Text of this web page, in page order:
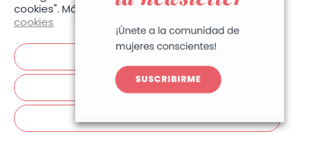
Diseño Web:
cookies". Más información en la nuestraPolítica de
cookies
Aceptar cookies
Configurar cookies